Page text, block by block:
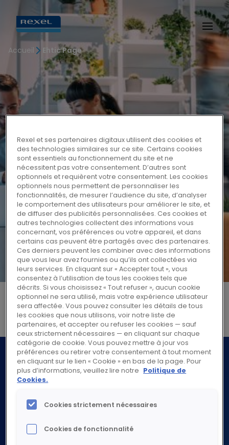
Accueil Ehtic Page
Hero
Test ajout de texte
Rexel et ses partenaires digitaux utilisent des cookies et
des technologies similaires sur ce site. Certains cookies
sont essentiels au fonctionnement du site et ne
nécessitent pas votre consentement. D’autres sont
optionnels et requièrent votre consentement. Les cookies
optionnels nous permettent de personnaliser les
fonctionnalités, de mesurer l’audience du site, d’analyser
le comportement des utilisateurs pour améliorer le site, et
de diffuser des publicités personnalisées. Ces cookies et
autres technologies collectent des informations vous
concernant, vos préférences ou votre appareil, et dans
certains cas peuvent être partagés avec des partenaires.
Ces derniers peuvent les combiner avec des informations
que vous leur avez fournies ou qu’ils ont collectées via
leurs services. En cliquant sur « Accepter tout », vous
consentez à l’utilisation de tous les cookies tels que
décrits. Si vous choisissez « Tout refuser », aucun cookie
optionnel ne sera utilisé, mais votre expérience utilisateur
sera affectée. Vous pouvez consulter les détails de tous
les cookies que nous utilisons, voir notre liste de
partenaires, et accepter ou refuser les cookies — sauf
ceux strictement nécessaires — en cliquant sur chaque
catégorie de cookie. Vous pouvez mettre à jour vos
préférences ou retirer votre consentement à tout moment
en cliquant sur le lien « Cookie » en bas de la page. Pour
plus d’informations, veuillez lire notre Politique de
Cookies.
Cookies strictement nécessaires
Cookies de fonctionnalité